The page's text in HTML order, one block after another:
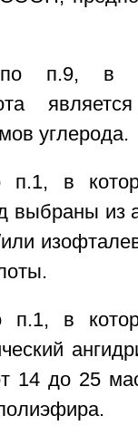
п.9, в
углерода.
в
выбраны из
в
14 до 25